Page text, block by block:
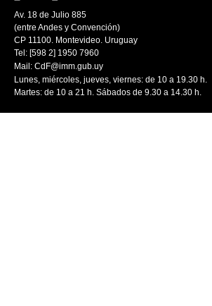
Av. 18 de Julio 885
(entre Andes y Convención)
CP 11100. Montevideo. Uruguay
Tel: [598 2] 1950 7960
Mail: CdF@imm.gub.uy
Lunes, miércoles, jueves, viernes: de 10 a 19.30 h.
Martes: de 10 a 21 h. Sábados de 9.30 a 14.30 h.